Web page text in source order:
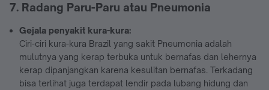
7. Radang Paru-Paru atau Pneumonia
Gejala penyakit kura-kura:
Ciri-ciri kura-kura Brazil yang sakit Pneumonia adalah
mulutnya yang kerap terbuka untuk bernafas dan lehernya
kerap dipanjangkan karena kesulitan bernafas. Terkadang
bisa terlihat juga terdapat lendir pada lubang hidung dan